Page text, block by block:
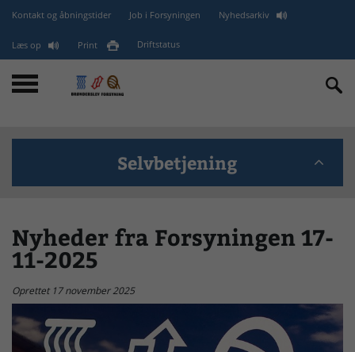
Kontakt og åbningstider Job i Forsyningen Nyhedsarkiv
Læs op Print Driftstatus
Selvbetjening
minForsyning
Kontakt
Nyheder fra Forsyningen 17-
11-2025
Oprettet 17 november 2025